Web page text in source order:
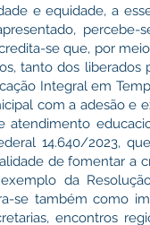
e equidade, a
se que, por
tanto dos liberados
Integral em
com a adesão e
14.640/2023,
de fomentar a
da
se também como
encontros